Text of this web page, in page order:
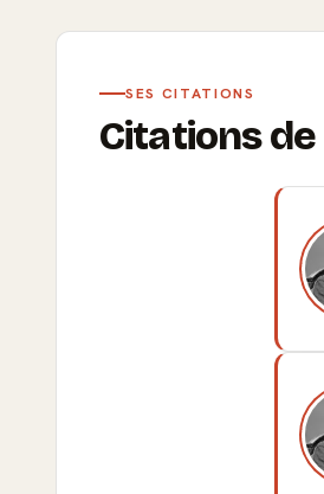
SES CITATIONS
Citations